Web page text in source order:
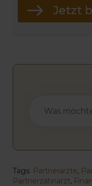
Tags: Partnerärzte,
Partnerzahnarzt,